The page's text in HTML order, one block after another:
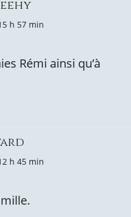
h 57 min
Rémi ainsi qu’à
h 45 min